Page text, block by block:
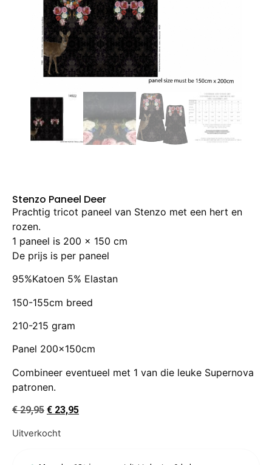
Stenzo Paneel Deer
Prachtig tricot paneel van Stenzo met een hert en
rozen.
1 paneel is 200 x 150 cm
De prijs is per paneel
95%Katoen 5% Elastan
150-155cm breed
210-215 gram
Panel 200x150cm
Combineer eventueel met 1 van die leuke Supernova
patronen.
€29,95 € 23,95
Uitverkocht